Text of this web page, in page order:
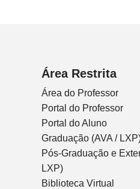
Área Restrita
Área do Professor
Portal do Professor
Portal do Aluno
Graduação (AVA /
Pós-Graduação e
LXP)
Biblioteca Virtual